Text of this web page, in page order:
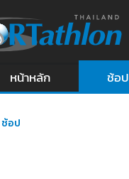
หน้าหลัก ช้อป
ช้อป